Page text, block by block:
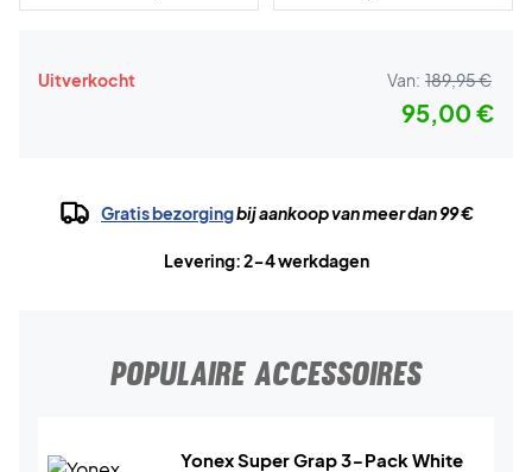
Uitverkocht Van: 189,95 €
95,00 €
Gratis bezorgingbij aankoop van meer dan 99 €
Levering: 2-4 werkdagen
POPULAIRE ACCESSOIRES
Yonex Super Grap 3-Pack White